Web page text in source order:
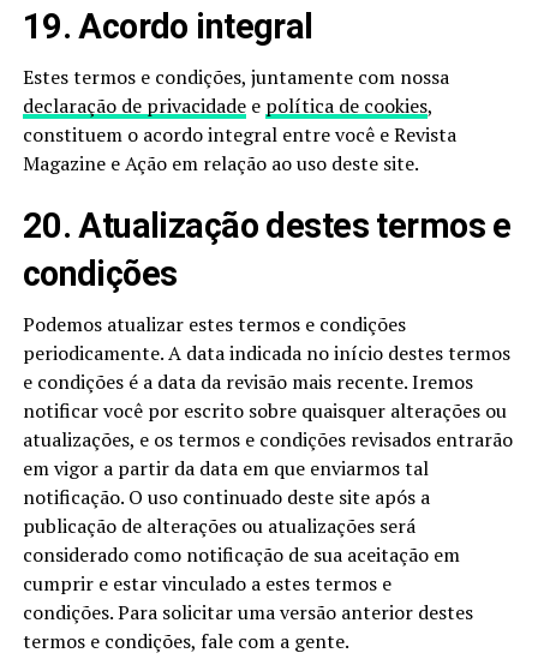
19. Acordo integral
Estes termos e condições, juntamente com nossa
declaração de privacidadee política de cookies,
constituem o acordo integral entre você e Revista
Magazine e Ação em relação ao uso deste site.
20. Atualização destes termos e
condições
Podemos atualizar estes termos e condições
periodicamente. A data indicada no início destes termos
e condições é a data da revisão mais recente. Iremos
notificar você por escrito sobre quaisquer alterações ou
atualizações, e os termos e condições revisados entrarão
em vigor a partir da data em que enviarmos tal
notificação. O uso continuado deste site após a
publicação de alterações ou atualizações será
considerado como notificação de sua aceitação em
cumprir e estar vinculado a estes termos e
condições. Para solicitar uma versão anterior destes
termos e condições, fale com a gente.